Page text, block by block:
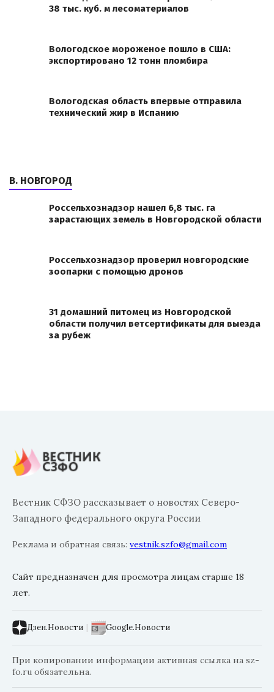
38 тыс. куб. м лесоматериалов
Вологодское мороженое пошло в США:
экспортировано 12 тонн пломбира
Вологодская область впервые отправила
технический жир в Испанию
В. НОВГОРОД
Россельхознадзор нашел 6,8 тыс. га
зарастающих земель в Новгородской области
Россельхознадзор проверил новгородские
зоопарки с помощью дронов
31 домашний питомец из Новгородской
области получил ветсертификаты для выезда
за рубеж
Вестник СФЗО рассказывает о новостях Северо-
Западного федерального округа России
Реклама и обратная связь: vestnik.szfo@gmail.com
Сайт предназначен для просмотра лицам старше 18
лет.
Дзен.Новости | Google.Новости
При копировании информации активная ссылка на sz-
fo.ru обязательна.